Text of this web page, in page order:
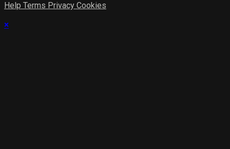
Help Terms Privacy Cookies
×